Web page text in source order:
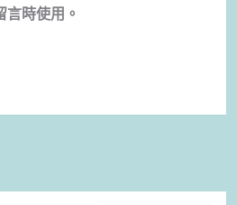
時使用。